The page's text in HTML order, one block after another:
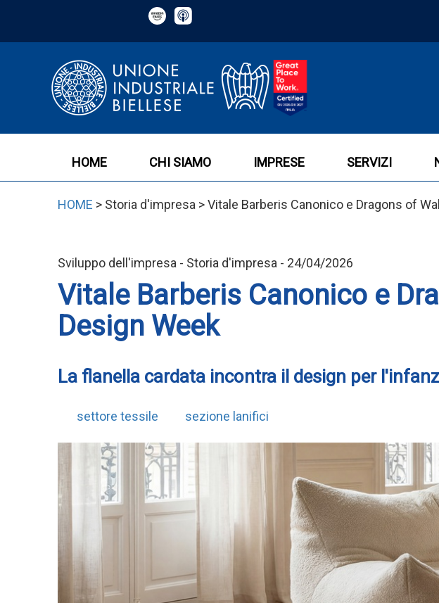
HOME CHI SIAMO IMPRESE SERVIZI
HOME > Storia d'impresa > Vitale Barberis Canonico e Dragons of
Sviluppo dell'impresa - Storia d'impresa - 24/04/2026
Vitale Barberis Canonico e
Design Week
La flanella cardata incontra il design per
settore tessile sezione lanifici